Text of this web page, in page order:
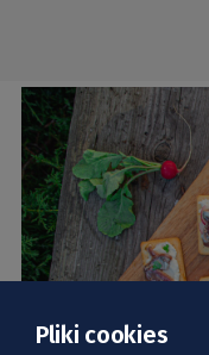
Pliki cookies